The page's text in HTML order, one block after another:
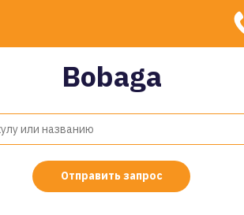
Bobaga
Отправить запрос